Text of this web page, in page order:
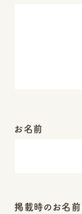
お名前
掲載時のお名前